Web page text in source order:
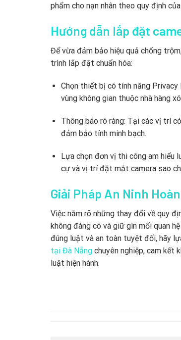
phẩm cho nạn nhân theo quy định
Hướng dẫn lắp đặt
Để vừa đảm bảo hiệu quả chống
trình lắp đặt chuẩn hóa:
Chọn thiết bị có tính năng
vùng không gian thuộc nhà hàng
Thông báo rõ ràng: Tại các vị trí
đảm bảo tính minh bạch.
Lựa chọn đơn vị thi công am hiểu
cự và vị trí đặt mắt camera sao
Giải Pháp An Ninh
Việc nắm rõ những thay đổi về quy
không đáng có và giữ gìn mối quan
đúng luật và an toàn tuyệt đối, hãy
tại Đà Nẵng chuyên nghiệp, cam kết
luật hiện hành.